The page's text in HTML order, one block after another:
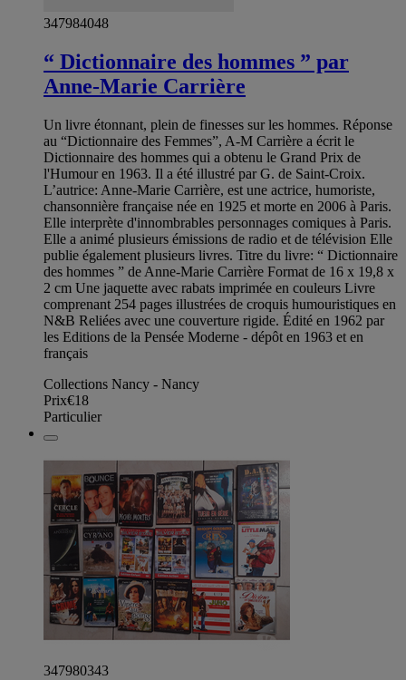
347984048
“ Dictionnaire des hommes ” par
Anne-Marie Carrière
Un livre étonnant, plein de finesses sur les hommes. Réponse
au “Dictionnaire des Femmes”, A-M Carrière a écrit le
Dictionnaire des hommes qui a obtenu le Grand Prix de
l'Humour en 1963. Il a été illustré par G. de Saint-Croix.
L’autrice: Anne-Marie Carrière, est une actrice, humoriste,
chansonnière française née en 1925 et morte en 2006 à Paris.
Elle interprète d'innombrables personnages comiques à Paris.
Elle a animé plusieurs émissions de radio et de télévision Elle
publie également plusieurs livres. Titre du livre: “ Dictionnaire
des hommes ” de Anne-Marie Carrière Format de 16 x 19,8 x
2 cm Une jaquette avec rabats imprimée en couleurs Livre
comprenant 254 pages illustrées de croquis humouristiques en
N&B Reliées avec une couverture rigide. Édité en 1962 par
les Editions de la Pensée Moderne - dépôt en 1963 et en
français
Collections Nancy - Nancy
Prix€18
Particulier
347980343